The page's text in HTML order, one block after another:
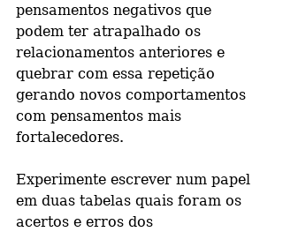
pensamentos negativos que
podem ter atrapalhado os
relacionamentos anteriores e
quebrar com essa repetição
gerando novos comportamentos
com pensamentos mais
fortalecedores.
Experimente escrever num papel
em duas tabelas quais foram os
acertos e erros dos